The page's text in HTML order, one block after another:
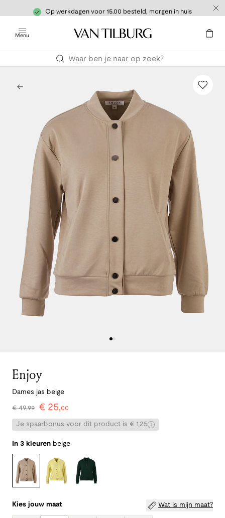
Op werkdagen voor 15.00 besteld, morgen in huis
Menu
Enjoy
Dames jas beige
€49,99 € 25,00
Je spaarbonus voor dit product is € 1,25
In 3 kleuren beige
Kies jouw maat Wat is mijn maat?